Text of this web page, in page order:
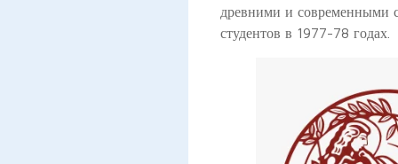
древними и современными
студентов в 1977-78 годах.